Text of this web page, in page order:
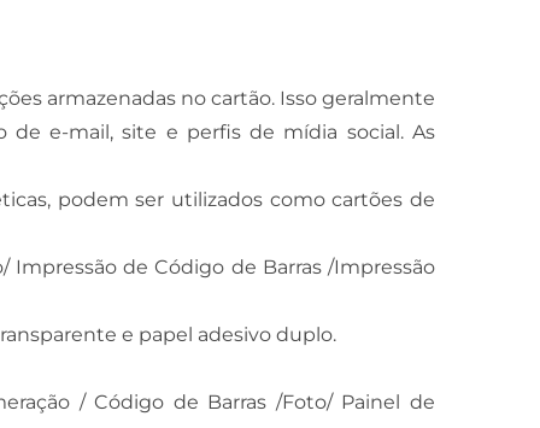
armazenadas no cartão. Isso geralmente
e-mail, site e perfis de mídia social. As
podem ser utilizados como cartões de
Impressão de Código de Barras /Impressão
e papel adesivo duplo.
/ Código de Barras /Foto/ Painel de